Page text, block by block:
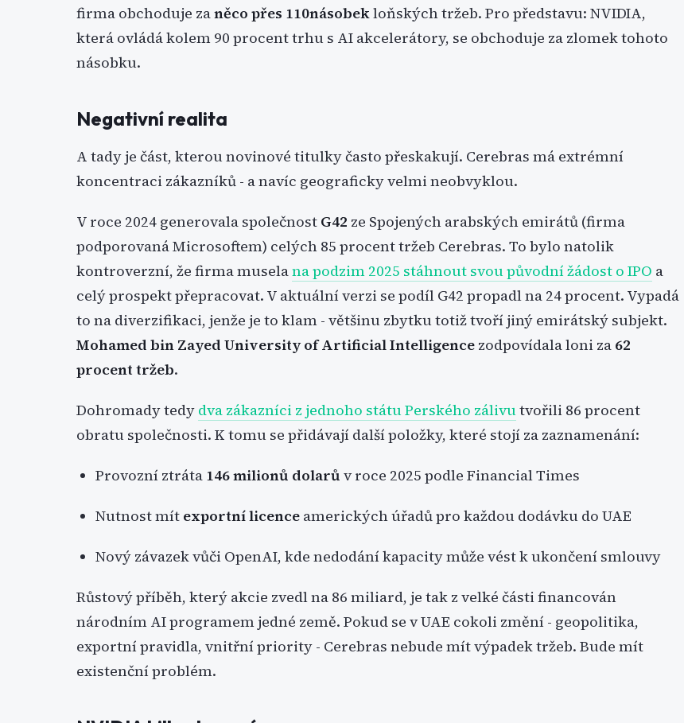
firma obchoduje zaněco přes 110násobekloňských tržeb. Pro představu: NVIDIA,
která ovládá kolem 90 procent trhu s AI akcelerátory, se obchoduje za zlomek tohoto
násobku.
Negativní realita
A tady je část, kterou novinové titulky často přeskakují. Cerebras má extrémní
koncentraci zákazníků - a navíc geograficky velmi neobvyklou.
V roce 2024 generovala společnost G42 ze Spojených arabských emirátů (firma
podporovaná Microsoftem) celých 85 procent tržeb Cerebras. To bylo natolik
kontroverzní, že firma muselana podzim 2025 stáhnout svou původní žádost o IPO a
celý prospekt přepracovat. V aktuální verzi se podíl G42 propadl na 24 procent. Vypadá
to na diverzifikaci, jenže je to klam - většinu zbytku totiž tvoří jiný emirátský subjekt.
Mohamed bin Zayed University of Artificial Intelligence zodpovídala loni za 62
procent tržeb.
Dohromady tedy dva zákazníci z jednoho státu Perského zálivutvořili 86 procent
obratu společnosti. K tomu se přidávají další položky, které stojí za zaznamenání:
Provozní ztráta 146 milionů dolarů v roce 2025 podle Financial Times
Nutnost mít exportní licence amerických úřadů pro každou dodávku do UAE
Nový závazek vůči OpenAI, kde nedodání kapacity může vést k ukončení smlouvy
Růstový příběh, který akcie zvedl na 86 miliard, je tak z velké části financován
národním AI programem jedné země. Pokud se v UAE cokoli změní - geopolitika,
exportní pravidla, vnitřní priority - Cerebras nebude mít výpadek tržeb. Bude mít
existenční problém.